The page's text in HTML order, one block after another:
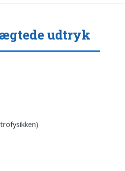
udtryk